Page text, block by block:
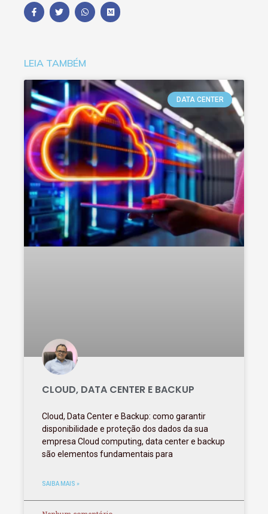
LEIA TAMBÉM
DATA CENTER
CLOUD, DATA CENTER E BACKUP
Cloud, Data Center e Backup: como garantir
disponibilidade e proteção dos dados da sua
empresa Cloud computing, data center e backup
são elementos fundamentais para
SAIBA MAIS »